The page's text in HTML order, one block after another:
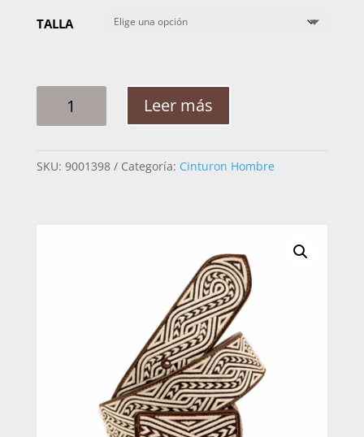
TALLA
HOMBRE
FLECHA
Leer más
SKU: 9001398 Categoría: Cinturon Hombre